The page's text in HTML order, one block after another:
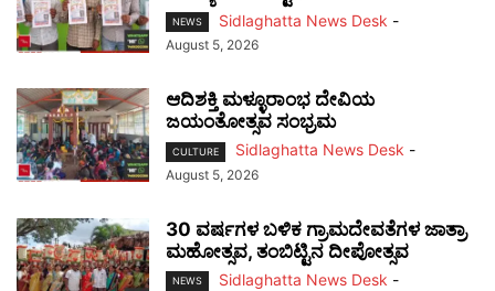
NEWS Sidlaghatta News Desk -
August 5, 2026
ಆದಿಶಕ್ತಿ ಮಳ್ಳೂರಾಂಭ ದೇವಿಯ
ಜಯಂತೋತ್ಸವ ಸಂಭ್ರಮ
CULTURE Sidlaghatta News Desk -
August 5, 2026
30 ವರ್ಷಗಳ ಬಳಿಕ ಗ್ರಾಮದೇವತೆಗಳ ಜಾತ್ರಾ
ಮಹೋತ್ಸವ, ತಂಬಿಟ್ಟಿನ ದೀಪೋತ್ಸವ
NEWS Sidlaghatta News Desk -